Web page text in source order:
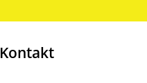
Kontakt